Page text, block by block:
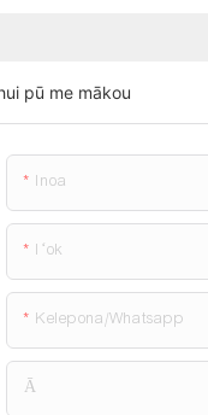
pū me mākou
Inoa
Iʻok
Kelepona/whatsapp
Ā